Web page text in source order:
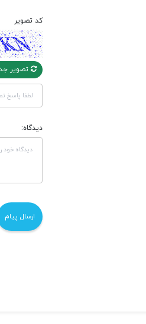
کد تصویر
تصویر
دیدگاه: